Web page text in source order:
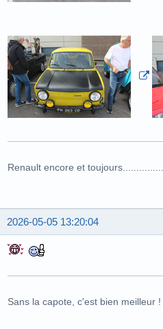
Renault encore et toujours.................
2026-05-05 13:20:04
Sans la capote, c'est bien meilleur !